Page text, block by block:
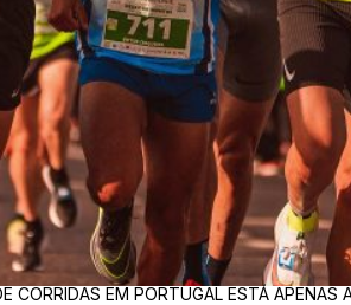
EM PORTUGAL ESTÁ APENAS